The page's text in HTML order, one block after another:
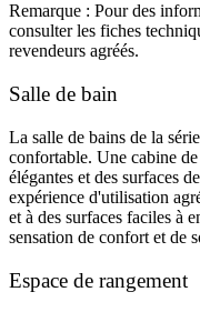
Remarque : Pour des
consulter les fiches
revendeurs agréés.
Salle de bain
La salle de bains de la
confortable. Une cabine
élégantes et des surfaces
expérience d'utilisation
et à des surfaces faciles à
sensation de confort et de
Espace de rangement